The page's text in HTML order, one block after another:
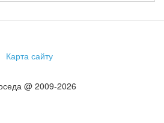
Карта сайту
@ 2009-2026